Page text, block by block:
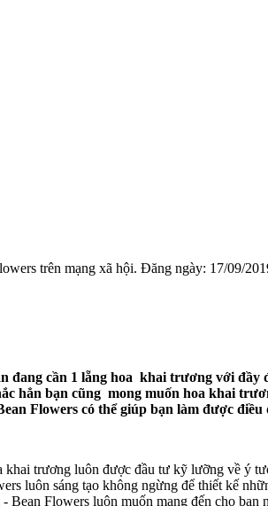
trên mạng xã hội. Đăng ngày: 17/09/
đang cần 1 lẵng hoa khai trương với
hẳn bạn cũng mong muốn hoa khai
Flowers có thể giúp bạn làm được điều
khai trương luôn được đầu tư kỹ lưỡng về ý
luôn sáng tạo không ngừng để thiết kế
Bean Flowers luôn muốn mang đến cho